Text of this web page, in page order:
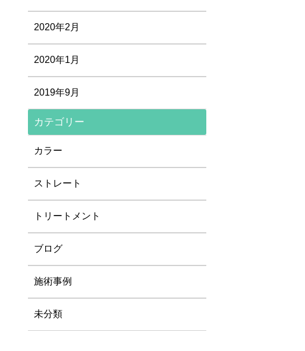
2020年2月
2020年1月
2019年9月
カテゴリー
カラー
ストレート
トリートメント
ブログ
施術事例
未分類